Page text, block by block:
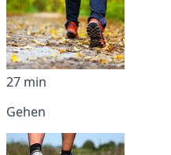
27 min
Gehen